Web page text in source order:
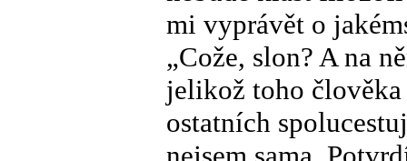
mi vyprávět o
„Cože, slon? A na
jelikož toho
ostatních